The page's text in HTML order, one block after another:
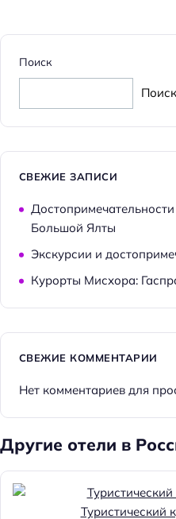
Поиск
Поиск
СВЕЖИЕ ЗАПИСИ
Большой Ялты
Экскурсии и
Курорты Мисхора:
СВЕЖИЕ КОММЕНТАРИИ
Нет комментариев для
Другие отели в
Туристический